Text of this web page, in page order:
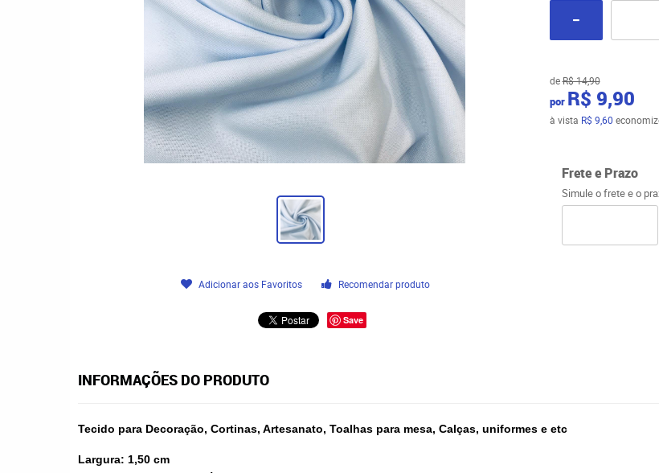
Adicionar aos Favoritos Recomendar produto
Save
deR$ 14,90
por R$ 9,90
à vista R$ 9,60
Frete e Prazo
Simule o frete e o
INFORMAÇÕES DO PRODUTO
Tecido para Decoração, Cortinas, Artesanato, Toalhas para mesa, Calças, uniformes e etc
Largura: 1,50 cm